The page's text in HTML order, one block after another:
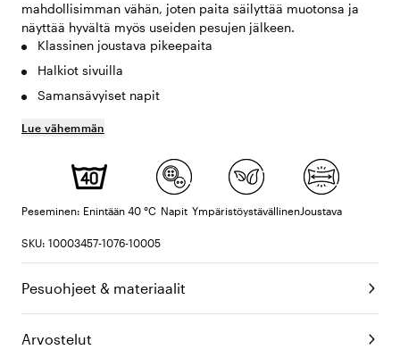
mahdollisimman vähän, joten paita säilyttää muotonsa ja
näyttää hyvältä myös useiden pesujen jälkeen.
Klassinen joustava pikeepaita
Halkiot sivuilla
Samansävyiset napit
Lue vähemmän
Peseminen: Enintään 40 °C Napit YmpäristöystävällinenJoustava
SKU: 10003457-1076-10005
Pesuohjeet & materiaalit
Arvostelut